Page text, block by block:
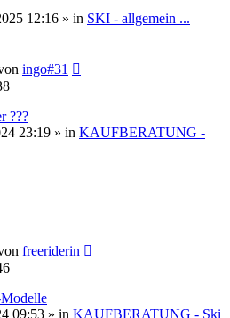
12:16 » in SKI - allgemein ...
ingo#31
???
23:19 » in KAUFBERATUNG -
freeriderin
09:53 » in KAUFBERATUNG - Ski